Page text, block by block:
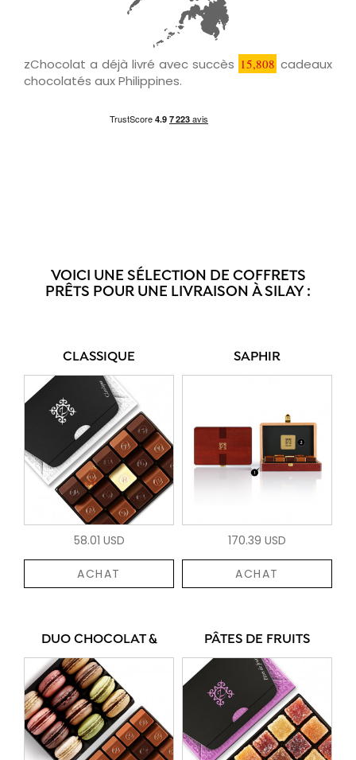
zChocolat a déjà livré avec succès 15,808 cadeaux
chocolatés aux Philippines.
VOICI UNE SÉLECTION DE COFFRETS
PRÊTS POUR UNE LIVRAISON À SILAY :
CLASSIQUE
58.01 USD
ACHAT
SAPHIR
170.39 USD
ACHAT
DUO CHOCOLAT & PÂTES DE FRUITS